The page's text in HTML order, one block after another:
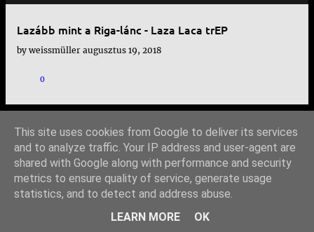
e
Lazább mint a Riga-lánc - Laza Laca trEP
by weissmüller augusztus 19, 2018
0
TOVÁBBI BEJEGYZÉSEK
Üzemeltető: Blogger
This site uses cookies from Google to deliver its services
and to analyze traffic. Your IP address and user-agent are
shared with Google along with performance and security
metrics to ensure quality of service, generate usage
statistics, and to detect and address abuse.
LEARN MORE
OK